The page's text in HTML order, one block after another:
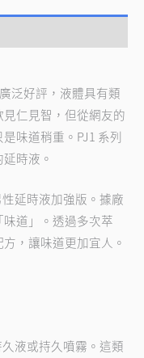
泛好評，液體具有類
仁見智，但從網友的
味道稍重。PJ1 系列
時液。
性延時液加強版。據廠
道」。透過多次萃
，讓味道更加宜人。
液或持久噴霧。這類